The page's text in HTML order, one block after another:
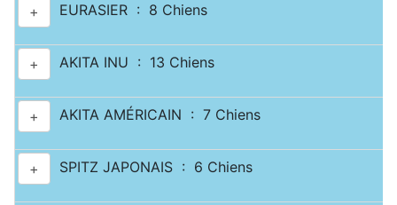
+ EURASIER : 8 Chiens
+ AKITA INU : 13 Chiens
+ AKITA AMÉRICAIN : 7 Chiens
+ SPITZ JAPONAIS : 6 Chiens